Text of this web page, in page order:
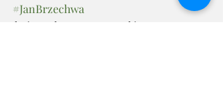
#JanBrzechwa
I Edycja Konkursu Recytatorskiego